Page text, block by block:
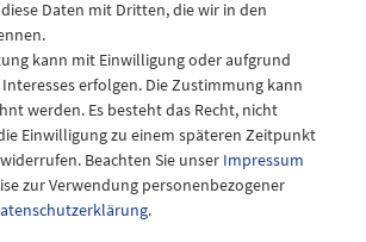
Daten mit Dritten, die wir in den
kann mit Einwilligung oder aufgrund
erfolgen. Die Zustimmung kann
werden. Es besteht das Recht, nicht
Einwilligung zu einem späteren Zeitpunkt
Beachten Sie unser Impressum
zur Verwendung personenbezogener
.